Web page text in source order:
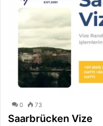
0 73
Saarbrücken Vize